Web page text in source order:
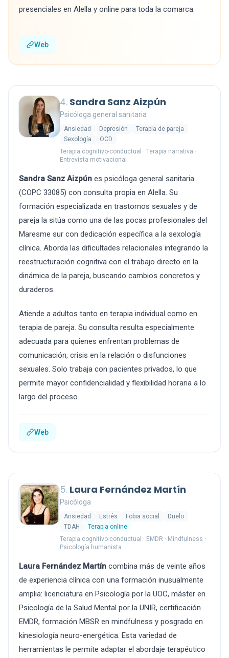
presenciales en Alella y online para toda la comarca.
Web
4. Sandra Sanz Aizpún
Psicóloga general sanitaria
Ansiedad Depresión
Terapia de pareja
Sexología
OCD
Terapia cognitivo-conductual · Terapia narrativa ·
Entrevista motivacional
Sandra Sanz Aizpún es psicóloga general sanitaria
(COPC 33085) con consulta propia en Alella. Su
formación especializada en trastornos sexuales y de
pareja la sitúa como una de las pocas profesionales del
Maresme sur con dedicación específica a la sexología
clínica. Aborda las dificultades relacionales integrando la
reestructuración cognitiva con el trabajo directo en la
dinámica de la pareja, buscando cambios concretos y
duraderos.
Atiende a adultos tanto en terapia individual como en
terapia de pareja. Su consulta resulta especialmente
adecuada para quienes enfrentan problemas de
comunicación, crisis en la relación o disfunciones
sexuales. Solo trabaja con pacientes privados, lo que
permite mayor confidencialidad y flexibilidad horaria a lo
largo del proceso.
Web
5. Laura Fernández Martín
Psicóloga
Ansiedad Estrés Fobia social
Duelo
TDAH
Terapia online
Terapia cognitivo-conductual · EMDR · Mindfulness ·
Psicología humanista
Laura Fernández Martín combina más de veinte años
de experiencia clínica con una formación inusualmente
amplia: licenciatura en Psicología por la UOC, máster en
Psicología de la Salud Mental por la UNIR, certificación
EMDR, formación MBSR en mindfulness y posgrado en
kinesiología neuro-energética. Esta variedad de
herramientas le permite adaptar el abordaje terapéutico